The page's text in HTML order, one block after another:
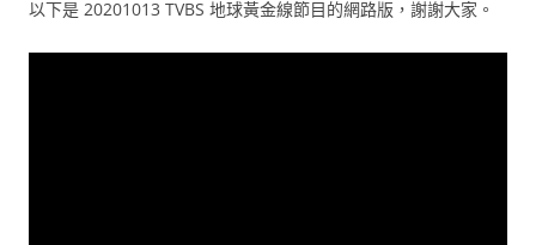
以下是 20201013 TVBS 地球黃金線節目的網路版，謝謝大家。